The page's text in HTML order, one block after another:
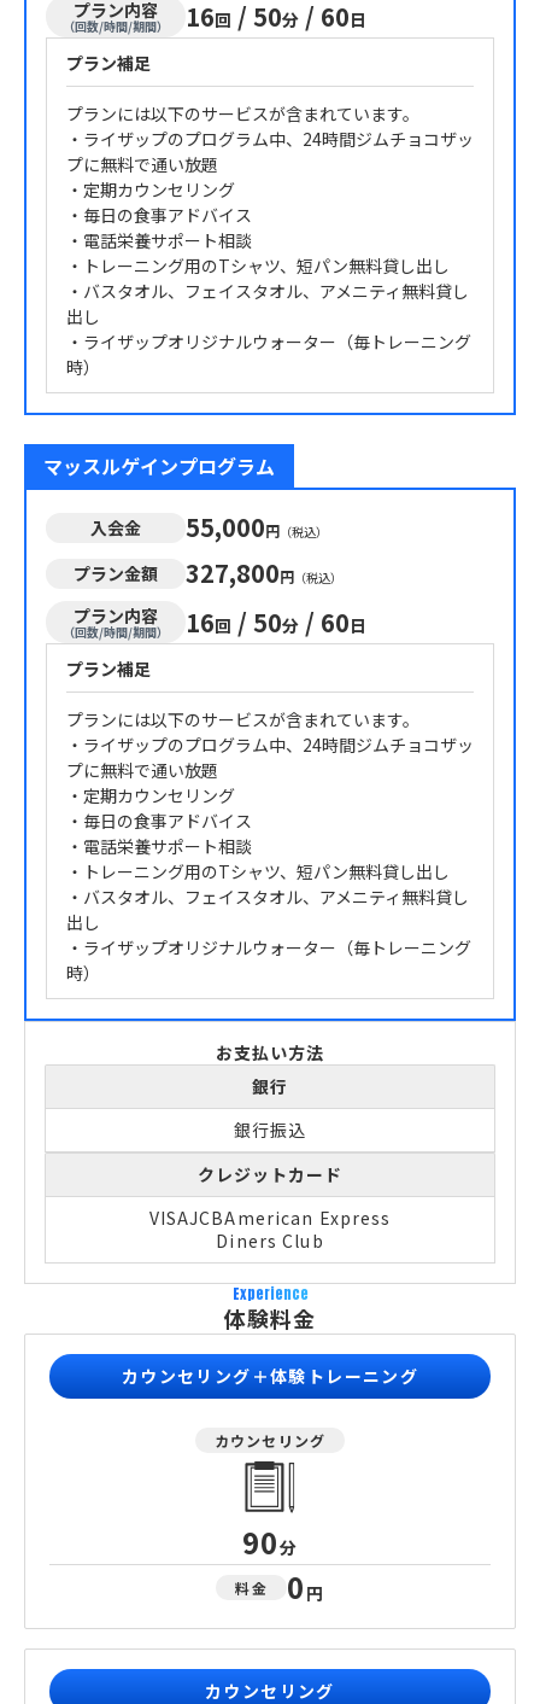
プラン内容
（回数/時間/期間） 16回 / 50分 / 60日
プラン補足
プランには以下のサービスが含まれています。
・ライザップのプログラム中、24時間ジムチョコザッ
プに無料で通い放題
・定期カウンセリング
・毎日の食事アドバイス
・電話栄養サポート相談
・トレーニング用のTシャツ、短パン無料貸し出し
・バスタオル、フェイスタオル、アメニティ無料貸し
出し
・ライザップオリジナルウォーター（毎トレーニング
時）
マッスルゲインプログラム
入会金 55,000円 （税込）
プラン金額 327,800円 （税込）
プラン内容
（回数/時間/期間） 16回 / 50分 / 60日
プラン補足
プランには以下のサービスが含まれています。
・ライザップのプログラム中、24時間ジムチョコザッ
プに無料で通い放題
・定期カウンセリング
・毎日の食事アドバイス
・電話栄養サポート相談
・トレーニング用のTシャツ、短パン無料貸し出し
・バスタオル、フェイスタオル、アメニティ無料貸し
出し
・ライザップオリジナルウォーター（毎トレーニング
時）
お支払い方法
銀行
銀行振込
クレジットカード
VISAJCBAmerican Express
Diners Club
Experience
体験料金
カウンセリング＋体験トレーニング
カウンセリング
90分
料金 0 円
カウンセリング